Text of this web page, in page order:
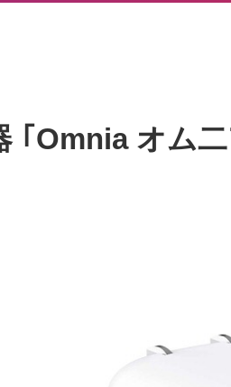
｢Omnia オム